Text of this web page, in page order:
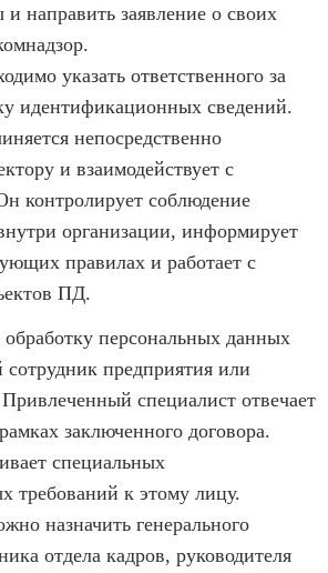
направить заявление о своих
указать ответственного за
идентификационных сведений.
непосредственно
и взаимодействует с
контролирует соблюдение
организации, информирует
правилах и работает с
ПД.
персональных данных
предприятия или
специалист отвечает
заключенного договора.
специальных
требований к этому лицу.
назначить генерального
отдела кадров, руководителя